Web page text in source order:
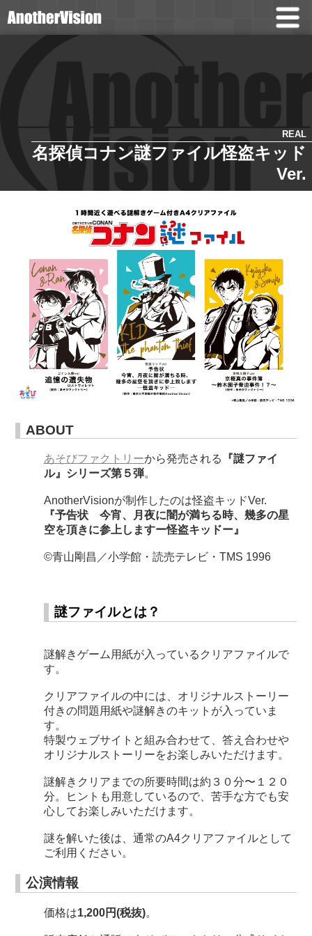
REAL
名探偵コナン謎ファイル怪盗キッド
Ver.
ABOUT
あそびファクトリーから発売される
『謎ファイ
ル』シリーズ第５弾。
AnotherVisionが制作したのは怪盗キッドVer.
『予告状 今宵、月夜に闇が満ちる時、幾多の星
空を頂きに参上しますー怪盗キッドー』
©︎青山剛昌／小学館・読売テレビ・TMS 1996
謎ファイルとは？
謎解きゲーム用紙が入っているクリアファイルで
す。
クリアファイルの中には、オリジナルストーリー
付きの問題用紙や謎解きのキットが入っていま
す。
特製ウェブサイトと組み合わせて、答え合わせや
オリジナルストーリーをお楽しみいただけます。
謎解きクリアまでの所要時間は約３０分〜１２０
分。ヒントも用意しているので、苦手な方でも安
心してお楽しみいただけます。
謎を解いた後は、通常のA4クリアファイルとして
ご利用ください。
公演情報
価格は1,200円(税抜)。